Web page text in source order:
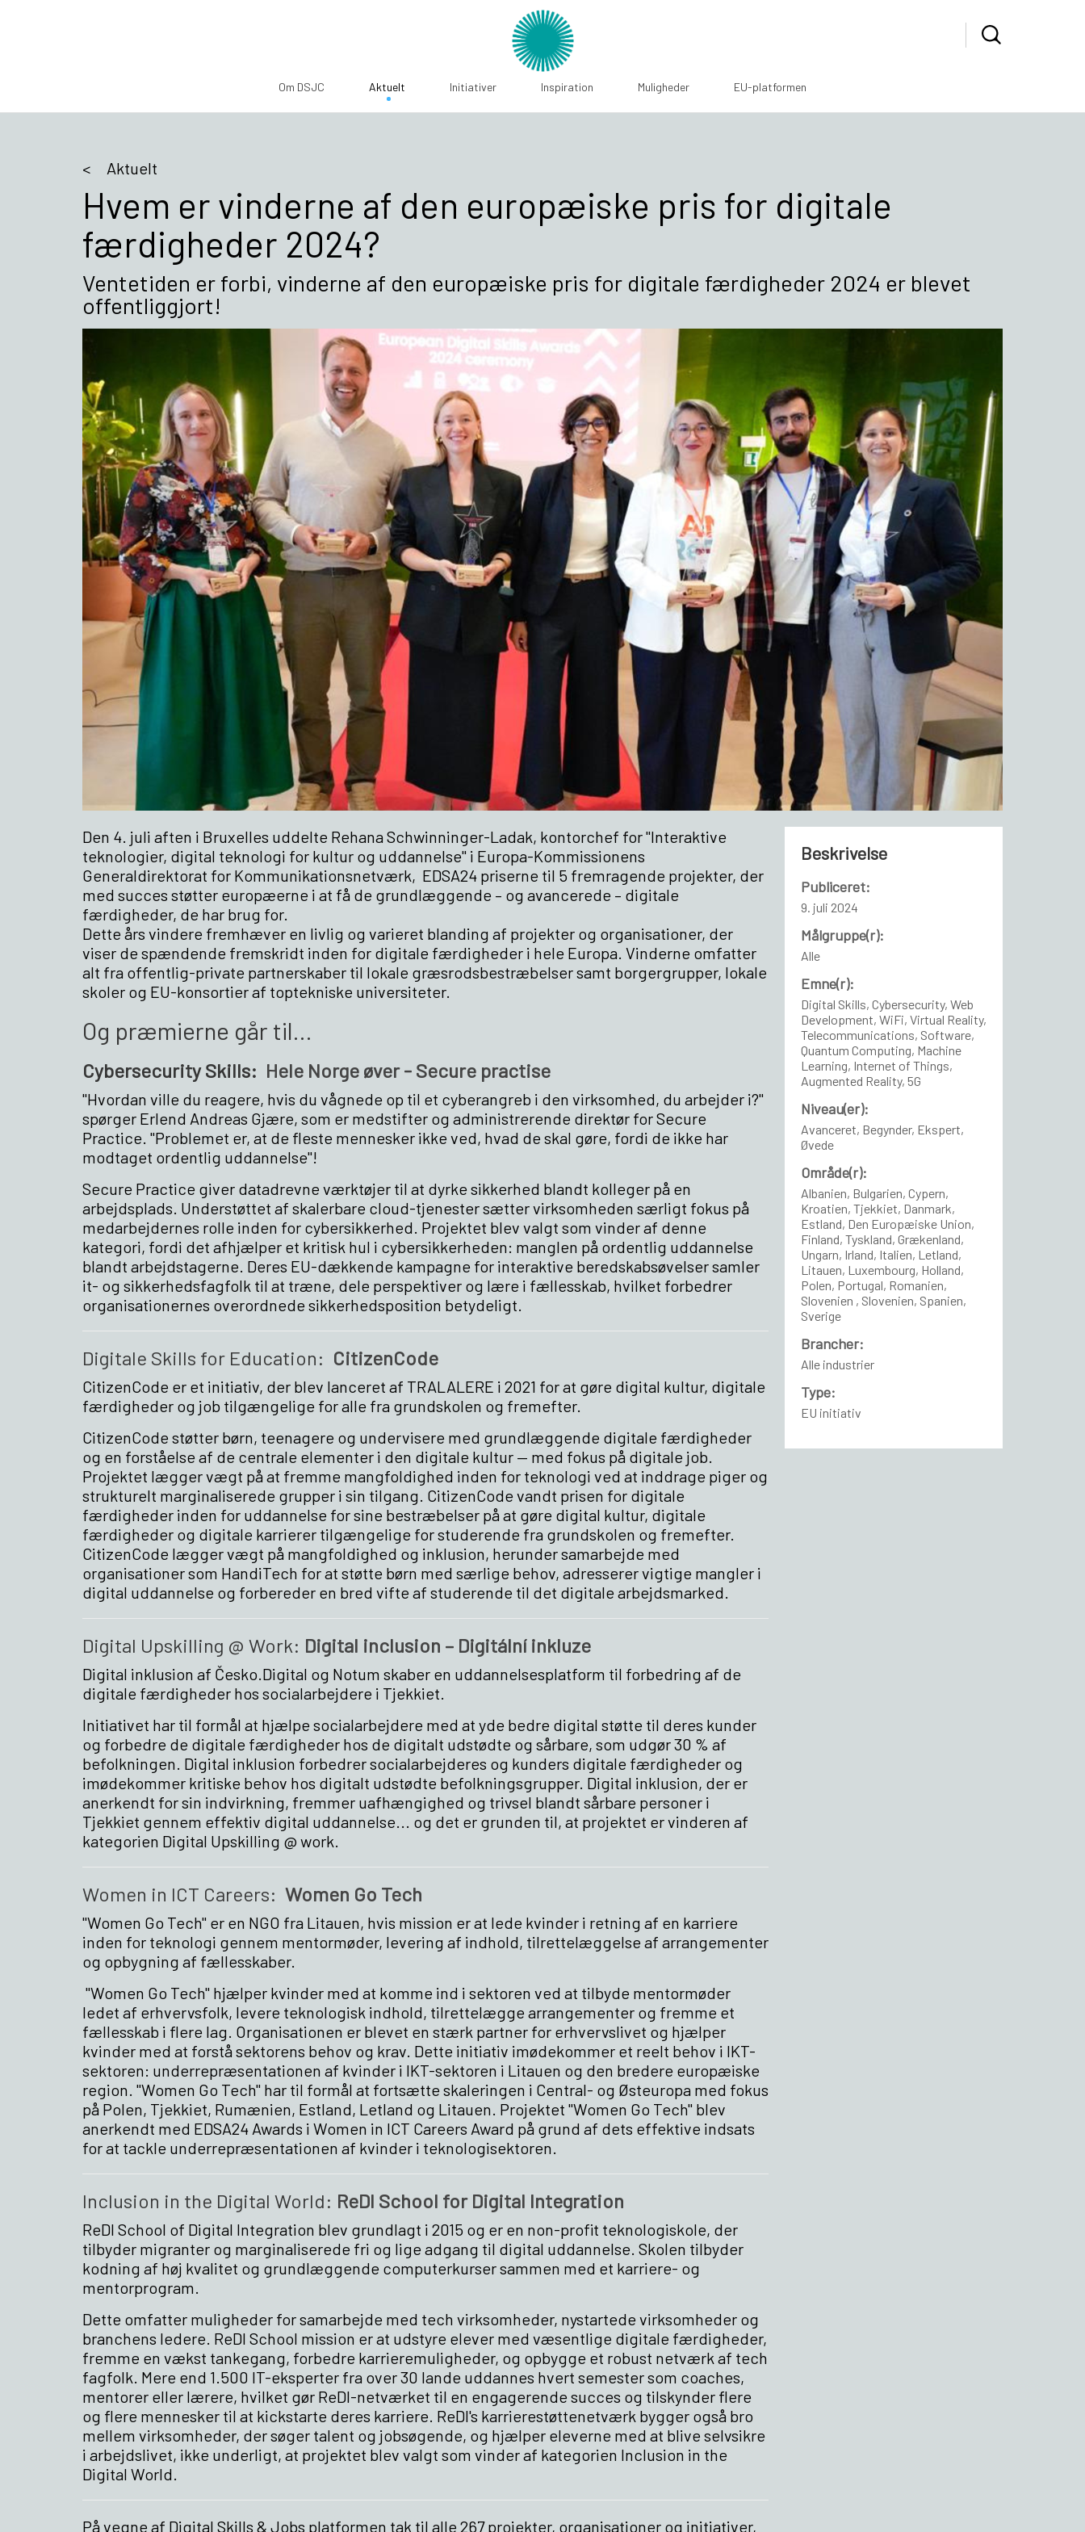
Om DSJC Aktuelt Initiativer Inspiration Muligheder EU-platformen
Aktuelt
Hvem er vinderne af den europæiske pris for digitale
færdigheder 2024?
Ventetiden er forbi, vinderne af den europæiske pris for digitale færdigheder 2024 er blevet
offentliggjort!
Den 4. juli aften i Bruxelles uddelte Rehana Schwinninger-Ladak, kontorchef for "Interaktive
teknologier, digital teknologi for kultur og uddannelse" i Europa-Kommissionens
Generaldirektorat for Kommunikationsnetværk, EDSA24 priserne til 5 fremragende projekter, der
med succes støtter europæerne i at få de grundlæggende – og avancerede – digitale
færdigheder, de har brug for.
Dette års vindere fremhæver en livlig og varieret blanding af projekter og organisationer, der
viser de spændende fremskridt inden for digitale færdigheder i hele Europa. Vinderne omfatter
alt fra offentlig-private partnerskaber til lokale græsrodsbestræbelser samt borgergrupper, lokale
skoler og EU-konsortier af toptekniske universiteter.
Og præmierne går til...
Cybersecurity Skills: Hele Norge øver - Secure practise
"Hvordan ville du reagere, hvis du vågnede op til et cyberangreb i den virksomhed, du arbejder i?"
spørger Erlend Andreas Gjære, som er medstifter og administrerende direktør for Secure
Practice. "Problemet er, at de fleste mennesker ikke ved, hvad de skal gøre, fordi de ikke har
modtaget ordentlig uddannelse"!
Secure Practice giver datadrevne værktøjer til at dyrke sikkerhed blandt kolleger på en
arbejdsplads. Understøttet af skalerbare cloud-tjenester sætter virksomheden særligt fokus på
medarbejdernes rolle inden for cybersikkerhed. Projektet blev valgt som vinder af denne
kategori, fordi det afhjælper et kritisk hul i cybersikkerheden: manglen på ordentlig uddannelse
blandt arbejdstagerne. Deres EU-dækkende kampagne for interaktive beredskabsøvelser samler
it- og sikkerhedsfagfolk til at træne, dele perspektiver og lære i fællesskab, hvilket forbedrer
organisationernes overordnede sikkerhedsposition betydeligt.
Digitale Skills for Education: CitizenCode
CitizenCode er et initiativ, der blev lanceret af TRALALERE i 2021 for at gøre digital kultur, digitale
færdigheder og job tilgængelige for alle fra grundskolen og fremefter.
CitizenCode støtter børn, teenagere og undervisere med grundlæggende digitale færdigheder
og en forståelse af de centrale elementer i den digitale kultur — med fokus på digitale job.
Projektet lægger vægt på at fremme mangfoldighed inden for teknologi ved at inddrage piger og
strukturelt marginaliserede grupper i sin tilgang. CitizenCode vandt prisen for digitale
færdigheder inden for uddannelse for sine bestræbelser på at gøre digital kultur, digitale
færdigheder og digitale karrierer tilgængelige for studerende fra grundskolen og fremefter.
CitizenCode lægger vægt på mangfoldighed og inklusion, herunder samarbejde med
organisationer som HandiTech for at støtte børn med særlige behov, adresserer vigtige mangler i
digital uddannelse og forbereder en bred vifte af studerende til det digitale arbejdsmarked.
Digital Upskilling @ Work: Digital inclusion – Digitální inkluze
Digital inklusion af Česko.Digital og Notum skaber en uddannelsesplatform til forbedring af de
digitale færdigheder hos socialarbejdere i Tjekkiet.
Initiativet har til formål at hjælpe socialarbejdere med at yde bedre digital støtte til deres kunder
og forbedre de digitale færdigheder hos de digitalt udstødte og sårbare, som udgør 30 % af
befolkningen. Digital inklusion forbedrer socialarbejderes og kunders digitale færdigheder og
imødekommer kritiske behov hos digitalt udstødte befolkningsgrupper. Digital inklusion, der er
anerkendt for sin indvirkning, fremmer uafhængighed og trivsel blandt sårbare personer i
Tjekkiet gennem effektiv digital uddannelse... og det er grunden til, at projektet er vinderen af
kategorien Digital Upskilling @ work.
Women in ICT Careers: Women Go Tech
"Women Go Tech" er en NGO fra Litauen, hvis mission er at lede kvinder i retning af en karriere
inden for teknologi gennem mentormøder, levering af indhold, tilrettelæggelse af arrangementer
og opbygning af fællesskaber.
"Women Go Tech" hjælper kvinder med at komme ind i sektoren ved at tilbyde mentormøder
ledet af erhvervsfolk, levere teknologisk indhold, tilrettelægge arrangementer og fremme et
fællesskab i flere lag. Organisationen er blevet en stærk partner for erhvervslivet og hjælper
kvinder med at forstå sektorens behov og krav. Dette initiativ imødekommer et reelt behov i IKT-
sektoren: underrepræsentationen af kvinder i IKT-sektoren i Litauen og den bredere europæiske
region. "Women Go Tech" har til formål at fortsætte skaleringen i Central- og Østeuropa med fokus
på Polen, Tjekkiet, Rumænien, Estland, Letland og Litauen. Projektet "Women Go Tech" blev
anerkendt med EDSA24 Awards i Women in ICT Careers Award på grund af dets effektive indsats
for at tackle underrepræsentationen af kvinder i teknologisektoren.
Inclusion in the Digital World: ReDI School for Digital Integration
ReDI School of Digital Integration blev grundlagt i 2015 og er en non-profit teknologiskole, der
tilbyder migranter og marginaliserede fri og lige adgang til digital uddannelse. Skolen tilbyder
kodning af høj kvalitet og grundlæggende computerkurser sammen med et karriere- og
mentorprogram.
Dette omfatter muligheder for samarbejde med tech virksomheder, nystartede virksomheder og
branchens ledere. ReDI School mission er at udstyre elever med væsentlige digitale færdigheder,
fremme en vækst tankegang, forbedre karrieremuligheder, og opbygge et robust netværk af tech
fagfolk. Mere end 1.500 IT-eksperter fra over 30 lande uddannes hvert semester som coaches,
mentorer eller lærere, hvilket gør ReDI-netværket til en engagerende succes og tilskynder flere
og flere mennesker til at kickstarte deres karriere. ReDI's karrierestøttenetværk bygger også bro
mellem virksomheder, der søger talent og jobsøgende, og hjælper eleverne med at blive selvsikre
i arbejdslivet, ikke underligt, at projektet blev valgt som vinder af kategorien Inclusion in the
Digital World.
På vegne af Digital Skills & Jobs platformen tak til alle 267 projekter, organisationer og initiativer,
Beskrivelse
Publiceret:
9. juli 2024
Målgruppe(r):
Alle
Emne(r):
Digital Skills, Cybersecurity, Web
Development, WiFi, Virtual Reality,
Telecommunications, Software,
Quantum Computing, Machine
Learning, Internet of Things,
Augmented Reality, 5G
Niveau(er):
Avanceret, Begynder, Ekspert,
Øvede
Område(r):
Albanien, Bulgarien, Cypern,
Kroatien, Tjekkiet, Danmark,
Estland, Den Europæiske Union,
Finland, Tyskland, Grækenland,
Ungarn, Irland, Italien, Letland,
Litauen, Luxembourg, Holland,
Polen, Portugal, Romanien,
Slovenien , Slovenien, Spanien,
Sverige
Brancher:
Alle industrier
Type:
EU initiativ